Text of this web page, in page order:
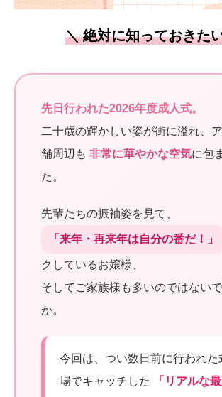
＼ 絶対に知っておきた
先日行われた2026年度成人式。
二十歳の輝かしい姿が街に溢れ、
舗周辺も 非常に華やかな空気に包
た。
先輩たちの振袖姿を見て、
「来年・再来年は自分の番だ！」
クしているお嬢様、
そしてご家族様も多いのではない
か。
今回は、つい数日前に行われた
場でキャッチした
「リアルな